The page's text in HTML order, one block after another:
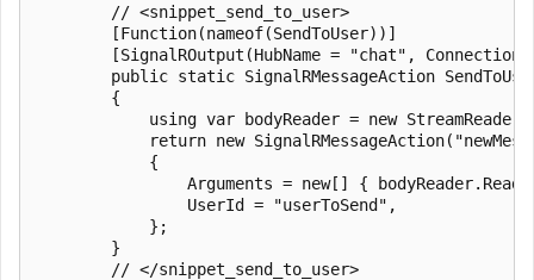
        // <snippet_send_to_user>
        [Function(nameof(SendToUser))]
[SignalROutput(HubName = "chat",
public static SignalRMessageAction
        {
using var bodyReader = new
return new
            {
Arguments = new[] {
                UserId = "userToSend",
            };
        }
        // </snippet_send_to_user>